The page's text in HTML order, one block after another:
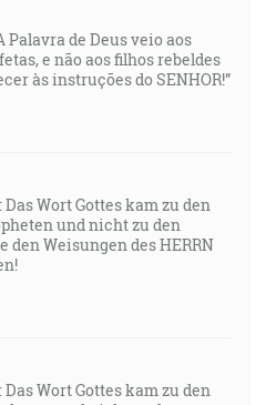
Palavra de Deus veio aos
e não aos filhos rebeldes
às instruções do SENHOR!”
Das Wort Gottes kam zu den
und nicht zu den
den Weisungen des HERRN
Das Wort Gottes kam zu den